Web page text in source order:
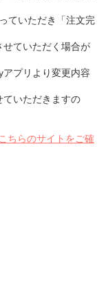
ていただき「注文完
ていただく場合が
プリより変更内容
ていただきますの
ちらのサイトをご確